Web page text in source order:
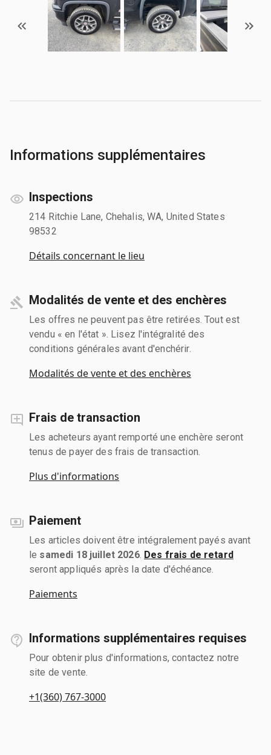
Informations supplémentaires
Inspections
214 Ritchie Lane, Chehalis, WA, United States
98532
Détails concernant le lieu
Modalités de vente et des enchères
Les offres ne peuvent pas être retirées. Tout est
vendu « en l'état ». Lisez l'intégralité des
conditions générales avant d'enchérir.
Modalités de vente et des enchères
Frais de transaction
Les acheteurs ayant remporté une enchère seront
tenus de payer des frais de transaction.
Plus d'informations
Paiement
Les articles doivent être intégralement payés avant
le samedi 18 juillet 2026. Des frais de retard
seront appliqués après la date d'échéance.
Paiements
Informations supplémentaires requises
Pour obtenir plus d'informations, contactez notre
site de vente.
+1(360) 767-3000